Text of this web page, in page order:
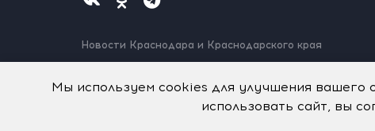
Новости Краснодара и Краснодарского края
Нашли ошибку? Выделите и нажмите Ctrl+Enter.
Мы используем cookies для улучшения
использовать сайт, вы